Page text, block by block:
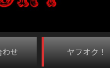
わせ ヤフオク！